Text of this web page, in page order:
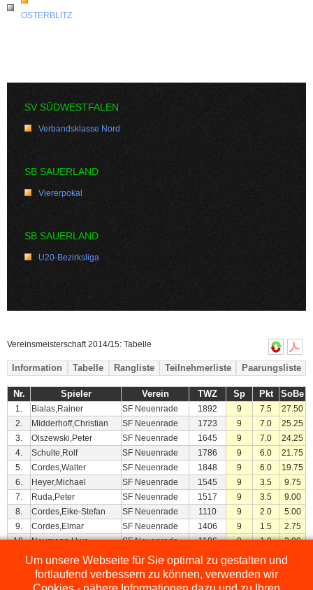
OSTERBLITZ
SV SÜDWESTFALEN
Verbandsklasse Nord
SB SAUERLAND
Viererpokal
SB SAUERLAND
U20-Bezirksliga
Vereinsmeisterschaft 2014/15: Tabelle
Information Tabelle Rangliste Teilnehmerliste Paarungsliste
Nr. Spieler Verein TWZ Sp Pkt SoBe
1. Bialas,Rainer SF Neuenrade 1892 9 7.5
27.50
2.
Midderhoff,Christian SF Neuenrade 1723 9 7.0
25.25
3.
Olszewski,Peter SF Neuenrade 1645 9 7.0
24.25
4.
Schulte,Rolf SF Neuenrade 1786 9 6.0
21.75
5.
Cordes,Walter SF Neuenrade 1848 9 6.0
19.75
6.
Heyer,Michael SF Neuenrade 1545 9 3.5
9.75
7.
Ruda,Peter SF Neuenrade 1517 9 3.5
9.00
8.
Cordes,Eike-Stefan SF Neuenrade 1110 9 2.0
5.00
9.
Cordes,Elmar SF Neuenrade 1406 9 1.5
2.75
10.
Neumann,Uwe SF Neuenrade 1106 9 1.0 2.00
Powered by ChessLeagueManager
Um unsere Webseite für Sie optimal zu gestalten und
fortlaufend verbessern zu können, verwenden wir